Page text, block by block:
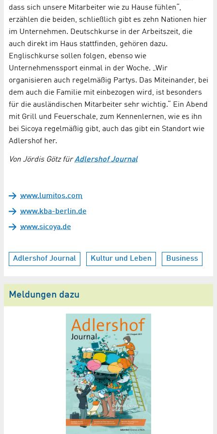
dass sich unsere Mitarbeiter wie zu Hause fühlen“,
erzählen die beiden, schließlich gibt es zehn Nationen hier
im Unternehmen. Deutschkurse in der Arbeitszeit, die
auch direkt im Haus stattfinden, gehören dazu.
Englischkurse sollen folgen, ebenso wie
Unternehmenssport einmal in der Woche. „Wir
organisieren auch regelmäßig Partys. Das Miteinander, bei
dem auch die Familie mit einbezogen wird, ist besonders
für die ausländischen Mitarbeiter sehr wichtig.“ Ein Abend
mit Grill und Feuerschale, zum Kennenlernen, wie es ihn
bei Sicoya regelmäßig gibt, auch das gibt ein Standort wie
Adlershof her.
Von Jördis Götz fürAdlershof Journal
www.lumitos.com
www.kba-berlin.de
www.sicoya.de
Adlershof Journal Kultur und Leben Business
Meldungen dazu